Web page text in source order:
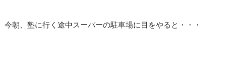
今朝、塾に行く途中スーパーの駐車場に目をやると・・・